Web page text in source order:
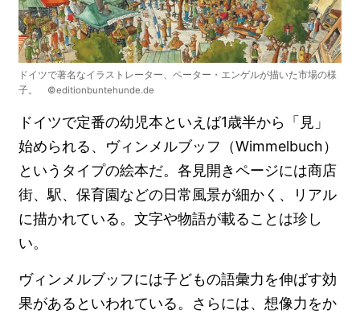
ドイツで著名なイラストレーター、ペーター・エンゲルが描いた市場の様
子。 ©editionbuntehunde.de
ドイツで定番の幼児本といえば1歳半から「見」
始められる、ヴィンメルブッフ（Wimmelbuch）
というタイプの絵本だ。各見開きページには商店
街、駅、保育園などの日常風景が細かく、リアル
に描かれている。文字や物語が載ることは珍し
い。
ヴィンメルブッフには子どもの語彙力を伸ばす効
果があるといわれている。さらには、想像力をか